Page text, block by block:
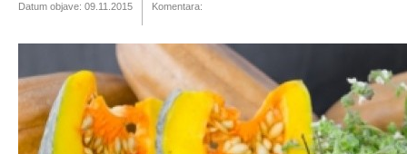
Datum objave: 09.11.2015 Komentara: